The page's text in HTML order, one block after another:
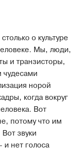
о культуре
Мы, люди,
и транзисторы,
чудесами
норой
когда вокруг
Вот
потому что им
звуки
нет голоса